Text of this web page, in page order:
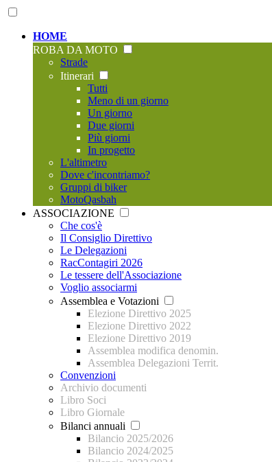
HOME
ROBA DA MOTO
Strade
Itinerari
Tutti
Meno di un giorno
Un giorno
Due giorni
Più giorni
In progetto
L'altimetro
Dove c'incontriamo?
Gruppi di biker
MotoQasbah
ASSOCIAZIONE
Che cos'è
Il Consiglio Direttivo
Le Delegazioni
RacContagiri 2026
Le tessere dell'Associazione
Voglio associarmi
Assemblea e Votazioni
Elezione Direttivo 2025
Elezione Direttivo 2022
Elezione Direttivo 2019
Assemblea modifica denomin.
Assemblea Delegazioni Territ.
Convenzioni
Archivio documenti
Libro Soci
Libro Giornale
Bilanci annuali
Bilancio 2025/2026
Bilancio 2024/2025